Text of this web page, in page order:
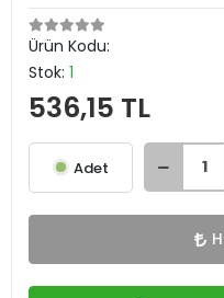
Ürün Kodu:
Stok: 1
536,15 TL
Adet